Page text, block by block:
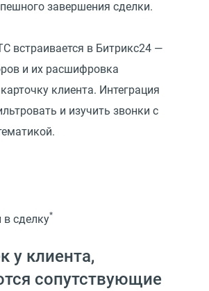
завершения сделки.
встраивается в Битрикс24 —
и их расшифровка
клиента. Интеграция
и изучить звонки с
в сделку*
у клиента,
сопутствующие